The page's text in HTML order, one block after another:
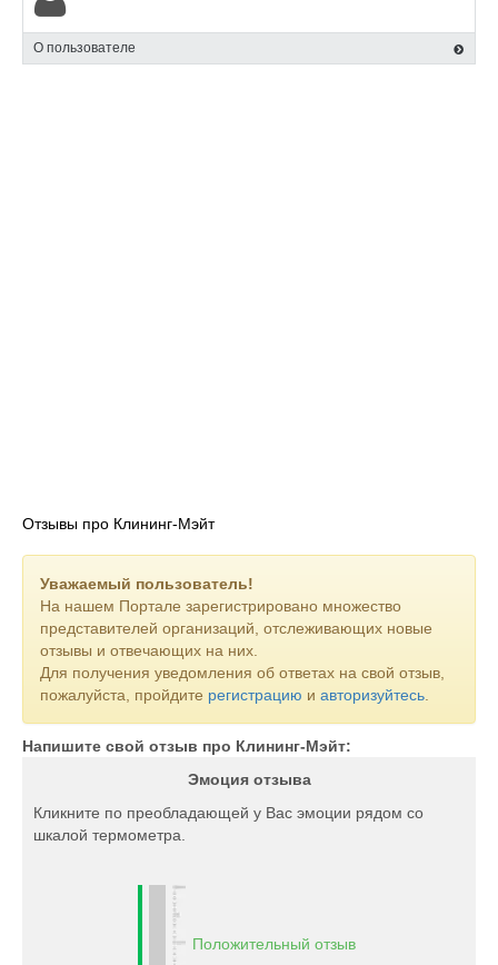
О пользователе
Отзывы про Клининг-Мэйт
Уважаемый пользователь!
На нашем Портале зарегистрировано множество
представителей организаций, отслеживающих новые
отзывы и отвечающих на них.
Для получения уведомления об ответах на свой отзыв,
пожалуйста, пройдите регистрацию и авторизуйтесь
Напишите свой отзыв про Клининг-Мэйт:
Эмоция отзыва
Кликните по преобладающей у Вас эмоции рядом со
шкалой термометра.
Положительный отзыв